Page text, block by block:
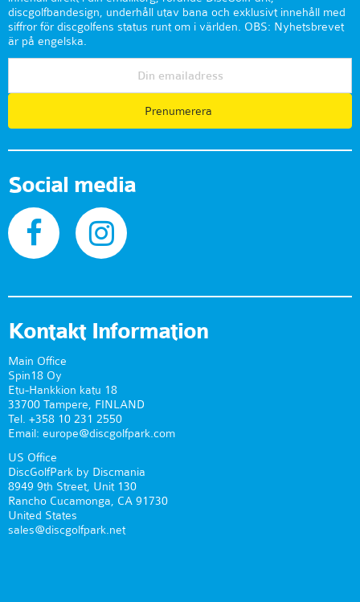
discgolfbandesign, underhåll utav bana och exklusivt innehåll med
siffror för discgolfens status runt om i världen. OBS: Nyhetsbrevet
är på engelska.
Prenumerera
Social media
Kontakt Information
Main Office
Spin18 Oy
Etu-Hankkion katu 18
33700 Tampere, FINLAND
Tel. +358 10 231 2550
Email: europe@discgolfpark.com
US Office
DiscGolfPark by Discmania
8949 9th Street, Unit 130
Rancho Cucamonga, CA 91730
United States
sales@discgolfpark.net